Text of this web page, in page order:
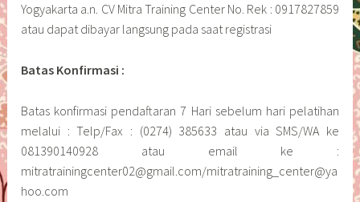
Yogyakarta a.n. CV Mitra Training Center No. Rek : 0917827859
atau dapat dibayar langsung pada saat registrasi
Batas Konfirmasi :
Batas konfirmasi pendaftaran 7 Hari sebelum hari pelatihan
melalui : Telp/Fax : (0274) 385633 atau via SMS/WA ke
081390140928 atau email ke :
mitratrainingcenter02@gmail.com/mitratraining_center@ya
hoo.com